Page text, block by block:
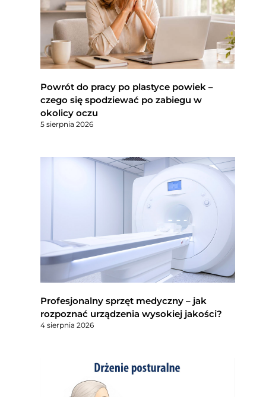
Powrót do pracy po plastyce powiek –
czego się spodziewać po zabiegu w
okolicy oczu
5 sierpnia 2026
Profesjonalny sprzęt medyczny – jak
rozpoznać urządzenia wysokiej jakości?
4 sierpnia 2026